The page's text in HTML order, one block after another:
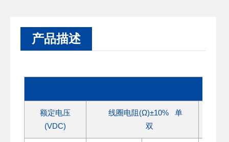
产品描述
额定电压
(VDC)
线圈电阻(Ω)±10% 单
双